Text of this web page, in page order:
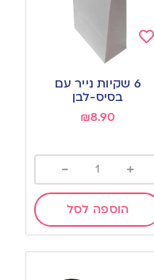
wishlist
6 שקיות נייר עם
בסיס-לבן
₪8.90
+
-
הוספה לסל